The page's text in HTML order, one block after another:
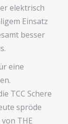
elektrisch
Einsatz
besser
eine
TCC Schere
spröde
THE